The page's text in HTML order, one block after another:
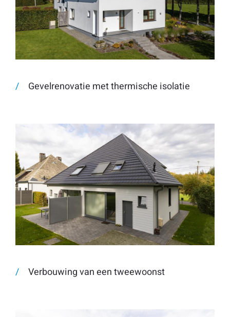
Gevelrenovatie met thermische isolatie
Verbouwing van een tweewoonst